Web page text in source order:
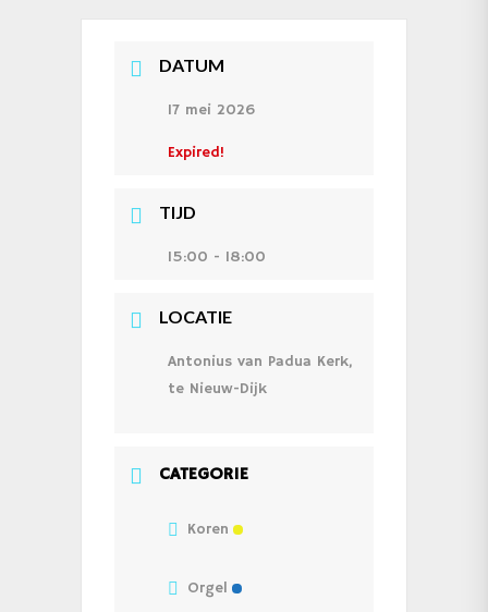
DATUM
17 mei 2026
Expired!
TIJD
15:00 - 18:00
LOCATIE
Antonius van Padua Kerk,
te Nieuw-Dijk
CATEGORIE
Koren
Orgel